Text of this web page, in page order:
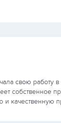
свою работу
собственное
и качественную